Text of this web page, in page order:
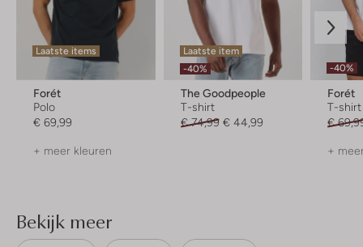
Laatste items
Forét
Polo
€ 69,99
+ meer kleuren
Laatste item
-40%
The Goodpeople
T-shirt
€ 74,99 € 44,99
-40%
Forét
T-shirt
€
+
Bekijk meer